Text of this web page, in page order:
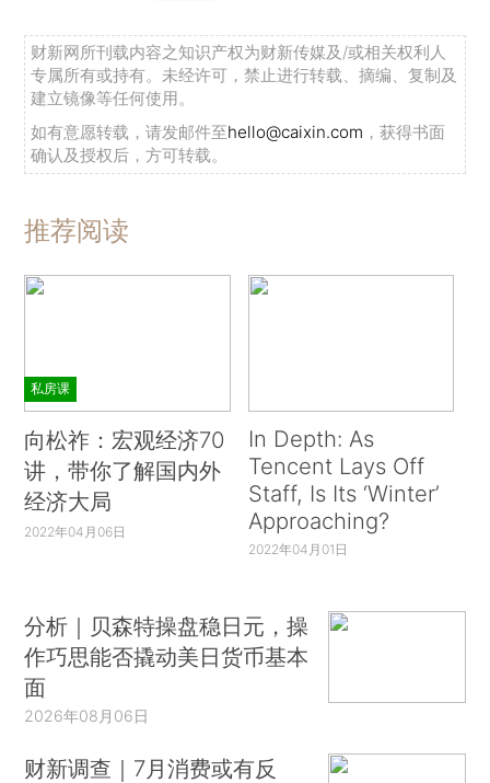
财新网所刊载内容之知识产权为财新传媒及/或相关权利人
专属所有或持有。未经许可，禁止进行转载、摘编、复制及
建立镜像等任何使用。
如有意愿转载，请发邮件至hello@caixin.com ，获得书面
确认及授权后，方可转载。
推荐阅读
私房课
向松祚：宏观经济70
讲，带你了解国内外
经济大局
2022年04月06日
In Depth: As
Tencent Lays Off
Staff, Is Its ‘Winter’
Approaching?
2022年04月01日
分析｜贝森特操盘稳日元，操
作巧思能否撬动美日货币基本
面
2026年08月06日
财新调查｜7月消费或有反